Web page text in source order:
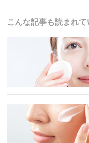
o
こんな記事も読まれ